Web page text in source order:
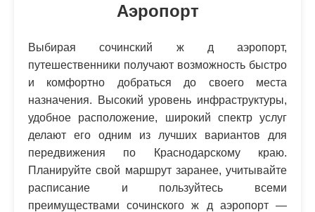
Аэропорт
Выбирая сочинский ж д аэропорт,
путешественники получают возможность быстро
и комфортно добраться до своего места
назначения. Высокий уровень инфраструктуры,
удобное расположение, широкий спектр услуг
делают его одним из лучших вариантов для
передвижения по Краснодарскому краю.
Планируйте свой маршрут заранее, учитывайте
расписание и пользуйтесь всеми
преимуществами сочинского ж д аэропорт —